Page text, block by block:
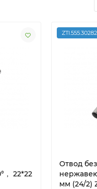
22*22
Отвод
мм (24/2)